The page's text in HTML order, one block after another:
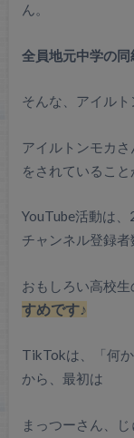
ん。
全員地元中学の同
そんな、アイル
アイルトンモカさ
をされていること
YouTube活動は
チャンネル登録者
おもしろい高校生
すめです♪
TikTokは、「何
から、最初は
まっつーさん、